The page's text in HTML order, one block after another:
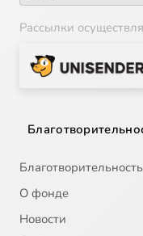
Рассылки
О фонде
Новости